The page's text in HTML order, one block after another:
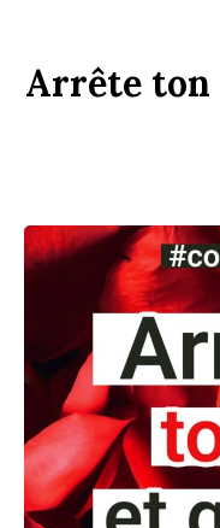
Arrête ton